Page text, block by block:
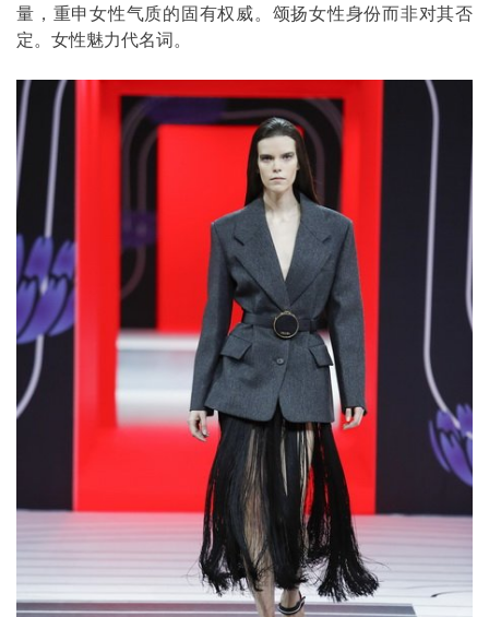
量，重申女性气质的固有权威。颂扬女性身份而非对其否
定。女性魅力代名词。